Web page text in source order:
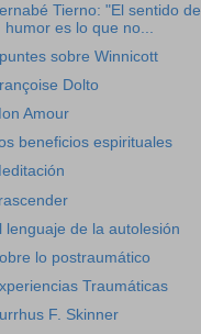
Tierno: "El sentido del
humor es lo que no...
sobre Winnicott
Dolto
Amour
beneficios espirituales
lenguaje de la autolesión
lo postraumático
Traumáticas
F. Skinner